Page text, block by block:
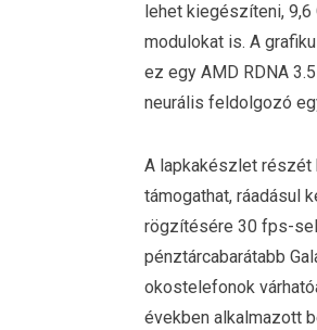
lehet kiegészíteni,
modulokat is. A
ez egy AMD RDNA
neurális feldolgozó
A lapkakészlet
támogathat, ráadásul
rögzítésére 30 fps-
pénztárcabarátabb
okostelefonok
években alkalmazott